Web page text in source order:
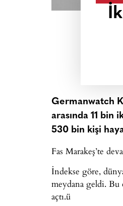
Germanwatch
arasında 11 bin
530 bin kişi
Fas Marakeş’te
İndekse göre,
meydana geldi. Bu
açtı.ü